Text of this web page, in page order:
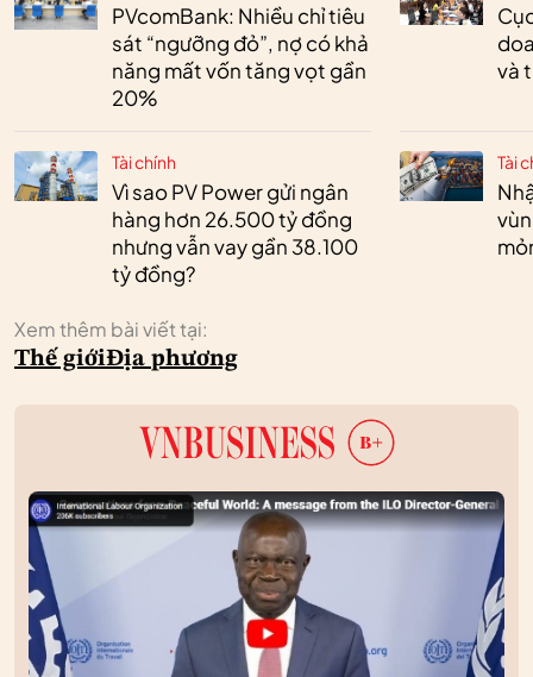
PVcomBank: Nhiều chỉ tiêu
sát “ngưỡng đỏ”, nợ có khả
năng mất vốn tăng vọt gần
20%
Tài chính
Vì sao PV Power gửi ngân
hàng hơn 26.500 tỷ đồng
nhưng vẫn vay gần 38.100
tỷ đồng?
và
Tài
Xem thêm bài viết tại:
Thế giớiĐịa phương